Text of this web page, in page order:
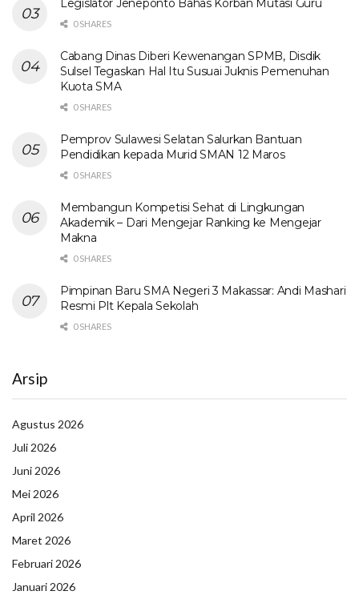
Legislator Jeneponto Bahas Korban Mutasi Guru
0 SHARES
Cabang Dinas Diberi Kewenangan SPMB, Disdik
Sulsel Tegaskan Hal Itu Susuai Juknis Pemenuhan
Kuota SMA
0 SHARES
Pemprov Sulawesi Selatan Salurkan Bantuan
Pendidikan kepada Murid SMAN 12 Maros
0 SHARES
Membangun Kompetisi Sehat di Lingkungan
Akademik – Dari Mengejar Ranking ke Mengejar
Makna
0 SHARES
Pimpinan Baru SMA Negeri 3 Makassar: Andi Mashari
Resmi Plt Kepala Sekolah
0 SHARES
Arsip
Agustus 2026
Juli 2026
Juni 2026
Mei 2026
April 2026
Maret 2026
Februari 2026
Januari 2026